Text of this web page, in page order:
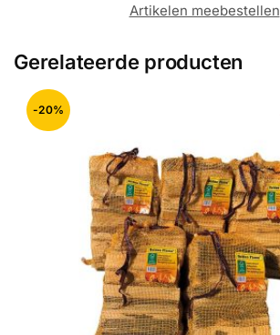
Artikelen meebestellen
Gerelateerde producten
-20%